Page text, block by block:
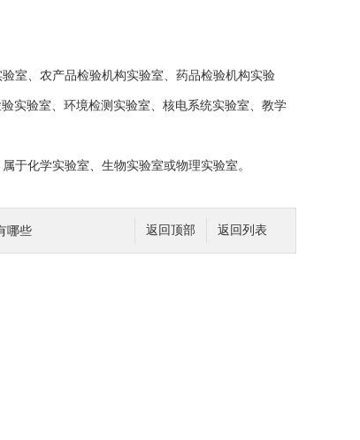
室、农产品检验机构实验室、药品检验机构实验
实验室、环境检测实验室、核电系统实验室、教学
于化学实验室、生物实验室或物理实验室。
返回列表
返回顶部
哪些